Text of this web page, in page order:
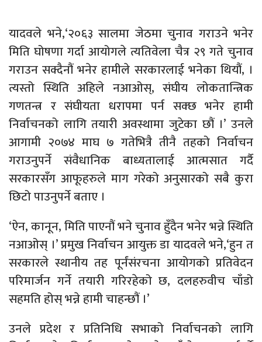
यादवले भने,‘२०६३ सालमा जेठमा चुनाव गराउने भनेर
मिति घोषणा गर्दा आयोगले त्यतिवेला चैत्र २९ गते चुनाव
गराउन सक्दैनौं भनेर हामीले सरकारलाई भनेका थियौं, ।
त्यस्तो स्थिति अहिले नआओस्, संघीय लोकतान्त्रिक
गणतन्त्र र संघीयता धरापमा पर्न सक्छ भनेर हामी
निर्वाचनको लागि तयारी अवस्थामा जुटेका छौं ।’ उनले
आगामी २०७४ माघ ७ गतेभित्रै तीनै तहको निर्वाचन
गराउनुपर्ने संवैधानिक बाध्यतालाई आत्मसात गर्दै
सरकारसँग आफूहरुले माग गरेको अनुसारको सबै कुरा
छिटो पाउनुपर्ने बताए ।
‘ऐन, कानून, मिति पाएनौं भने चुनाव हुँदैन भनेर भन्ने स्थिति
नआओस् ।’ प्रमुख निर्वाचन आयुक्त डा यादवले भने,‘हुन त
सरकारले स्थानीय तह पूर्नंसंरचना आयोगको प्रतिवेदन
परिमार्जन गर्ने तयारी गरिरहेको छ, दलहरुवीच चाँडो
सहमति होस् भन्ने हामी चाहन्छौं ।’
उनले प्रदेश र प्रतिनिधि सभाको निर्वाचनको लागि